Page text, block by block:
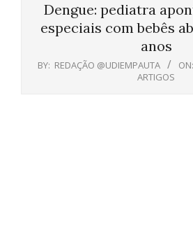
Dengue: pediatra
especiais com bebês
anos
BY: REDAÇÃO @UDIEMPAUTA ON:
ARTIGOS